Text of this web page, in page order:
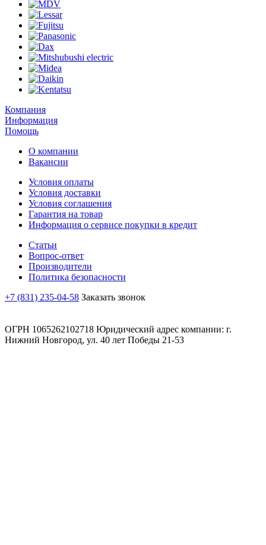
Компания
Информация
Помощь
О компании
Вакансии
Условия оплаты
Условия доставки
Условия соглашения
Гарантия на товар
Информация о сервисе покупки в кредит
Статьи
Вопрос-ответ
Производители
Политика безопасности
+7 (831) 235-04-58 Заказать звонок
ОГРН 1065262102718 Юридический адрес компании: г.
Нижний Новгород, ул. 40 лет Победы 21-53